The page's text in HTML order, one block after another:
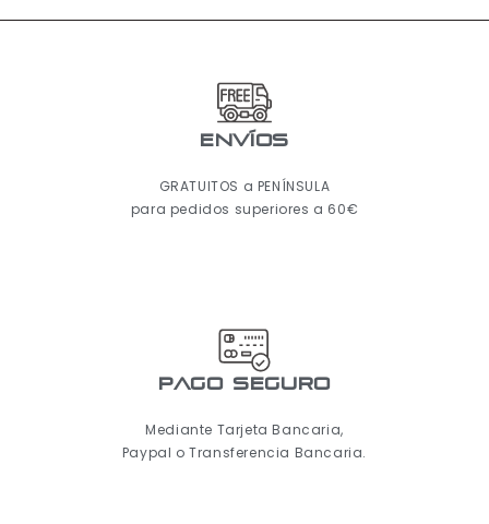
ENVÍOS
GRATUITOS a PENÍNSULA
para pedidos superiores a 60€
pago seguro
Mediante Tarjeta Bancaria,
Paypal o Transferencia Bancaria.